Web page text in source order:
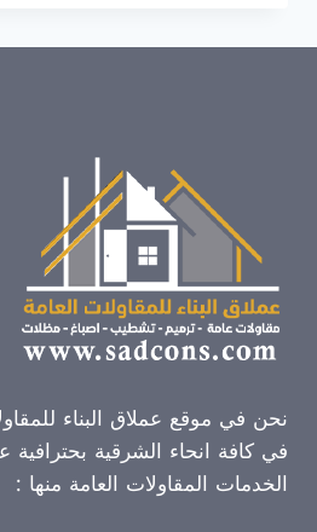
خارجية
الدمام
نحن في موقع عملاق البناء
في كافة انحاء الشرقية بحترافية
الخدمات المقاولات العامة منها :